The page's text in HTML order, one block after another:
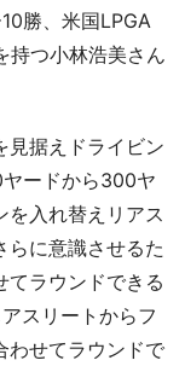
勝、米国LPGA
持つ小林浩美さん
据えドライビン
ードから300ヤ
を入れ替えリアス
らに意識させるた
てラウンドできる
スリートからフ
わせてラウンドで